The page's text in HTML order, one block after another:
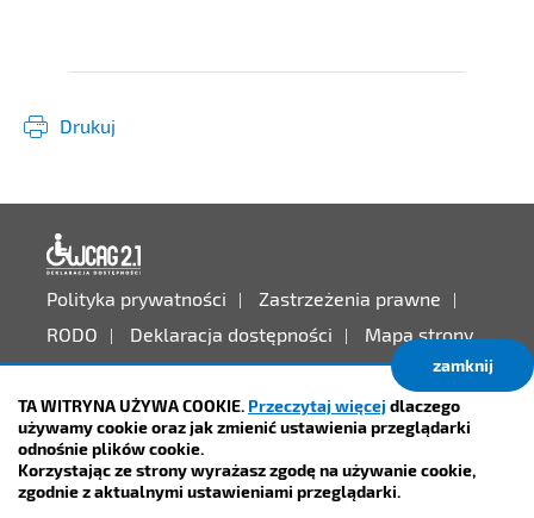
TA WITRYNA UŻYWA COOKIE. Przeczytaj więcej dlaczego
używamy cookie oraz jak zmienić ustawienia przeglądarki
odnośnie plików cookie.
Korzystając ze strony wyrażasz zgodę na używanie cookie,
zgodnie z aktualnymi ustawieniami przeglądarki.
zamknij
Drukuj
Polityka prywatności
Zastrzeżenia prawne
RODO
Deklaracja dostępności Mapa strony
Projekt: IntraCOM.pl